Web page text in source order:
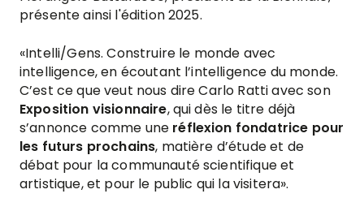
présente ainsi l'édition 2025.
«Intelli/Gens. Construire le monde avec
intelligence, en écoutant l’intelligence du monde.
C’est ce que veut nous dire Carlo Ratti avec son
Exposition visionnaire, qui dès le titre déjà
s’annonce comme une réflexion fondatrice pour
les futurs prochains, matière d’étude et de
débat pour la communauté scientifique et
artistique, et pour le public qui la visitera».